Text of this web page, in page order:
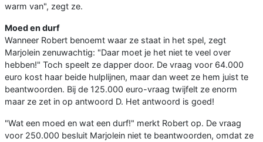
warm van", zegt ze.
Moed en durf
Wanneer Robert benoemt waar ze staat in het spel, zegt
Marjolein zenuwachtig: "Daar moet je het niet te veel over
hebben!" Toch speelt ze dapper door. De vraag voor 64.000
euro kost haar beide hulplijnen, maar dan weet ze hem juist te
beantwoorden. Bij de 125.000 euro-vraag twijfelt ze enorm
maar ze zet in op antwoord D. Het antwoord is goed!
"Wat een moed en wat een durf!" merkt Robert op. De vraag
voor 250.000 besluit Marjolein niet te beantwoorden, omdat ze